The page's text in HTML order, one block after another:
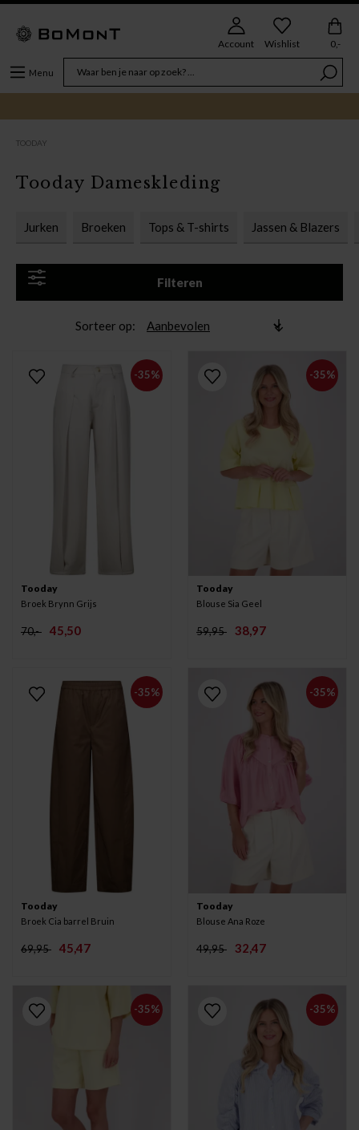
Menu
Account Wishlist 0,-
TOODAY
Jurken Broeken Tops & T-shirts Jassen & Blazers
Filteren
Tooday Dameskleding
Sorteer op
-35%
Tooday
Broek Brynn Grijs
70,- 45,50
-35%
Tooday
Blouse Sia Geel
59,95 38,97
-35%
Tooday
Broek Cia barrel Bruin
69,95 45,47
-35%
Tooday
Blouse Ana Roze
49,95 32,47
-35% -35%